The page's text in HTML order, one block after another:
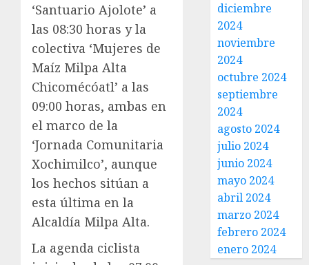
‘Santuario Ajolote’ a
las 08:30 horas y la
colectiva ‘Mujeres de
Maíz Milpa Alta
Chicomécóatl’ a las
09:00 horas, ambas en
el marco de la
‘Jornada Comunitaria
Xochimilco’, aunque
los hechos sitúan a
esta última en la
Alcaldía Milpa Alta.
La agenda ciclista
diciembre
2024
noviembre
2024
octubre 2024
septiembre
2024
agosto 2024
julio 2024
junio 2024
mayo 2024
abril 2024
marzo 2024
febrero 2024
enero 2024